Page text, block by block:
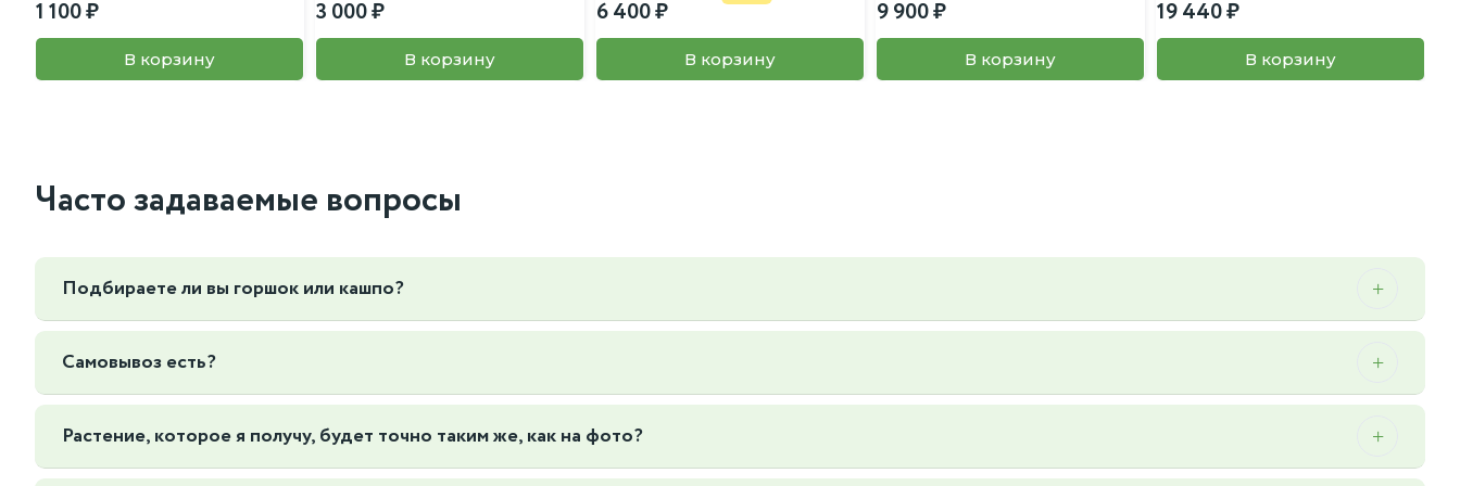
1 100
В корзину
3 000
В корзину
6 400
В корзину
9 900
В корзину
19 440
В корзину
Часто задаваемые вопросы
Подбираете ли вы горшок или кашпо?
Да, мы можем подобрать горшок или кашпо под ваш интерьер и вкус, так же вы можете предложить свой, пересадку так же можем осуществить мы.
Самовывоз есть?
Да, Мы находимся по адресу г. Москва Нижегородская 76к1
Растение, которое я получу, будет точно таким же, как на фото?
Да, и даже лучше! В отличие от многих магазинов, мы фотографируем конкретные экземпляры растений, которые есть в наличии. Более того, перед отправкой заказа наш менеджер